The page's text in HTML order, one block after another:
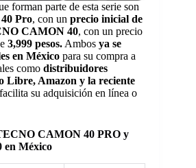
forman parte de esta serie son
Pro, con un precio inicial de
CAMON 40, con un precio
3,999 pesos. Ambos ya se
en México para su compra a
como distribuidores
Libre, Amazon y la reciente
su adquisición en línea o
CAMON 40 PRO y
México